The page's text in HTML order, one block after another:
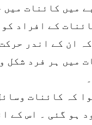
میں کائنات میں
کے افراد
ان کے اندر
میں ہر فرد شکل
کہ کائنات
ہو گئی ۔ اس کے